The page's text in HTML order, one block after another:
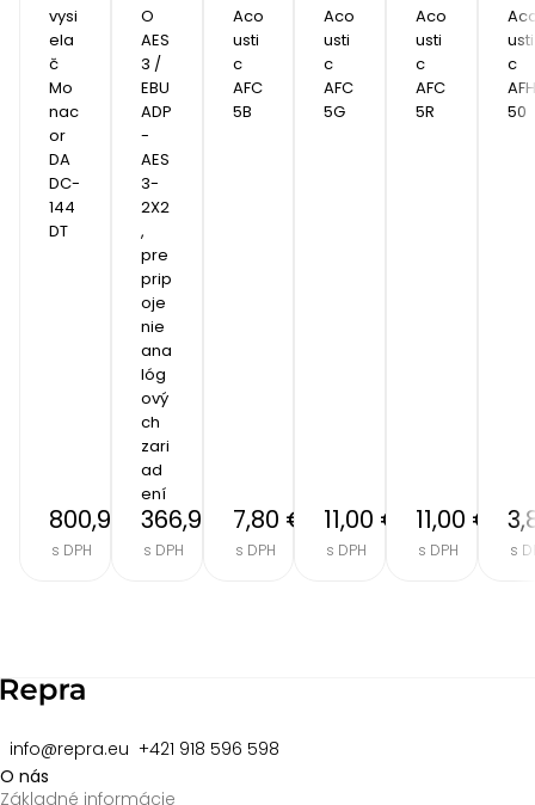
vysi
ela
č
Mo
nac
or
DA
DC-
144
DT
800,90 €
s DPH
O
AES
3 /
EBU
ADP
-
AES
3-
2X2
,
pre
prip
oje
nie
ana
lóg
ový
ch
zari
ad
ení
366,90 €
s DPH
Aco
usti
c
AFC
5B
7,80 €
s DPH
Aco
usti
c
AFC
5G
11,00 €
s DPH
Aco
usti
c
AFC
5R
11,00 €
s DPH
usti
c
AFH
50
s
info@repra.eu +421 918 596 598
O nás
Základné informácie